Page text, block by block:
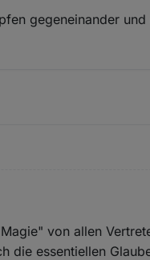
gegeneinander und
von allen
die essentiellen